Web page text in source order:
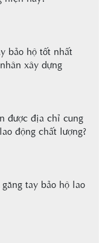
bảo hộ tốt nhất
xây dựng
được địa chỉ cung
động chất lượng?
tay bảo hộ lao